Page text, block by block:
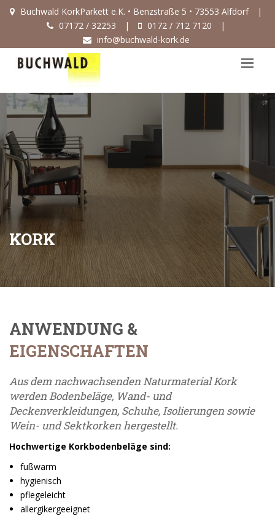
Buchwald KorkParkett e.K. • Benzstraße 5 • 73553 Alfdorf
|
07172 / 32253
| 0172 / 712 7120
|
info@buchwald-kork.de
KORK
ANWENDUNG &
EIGENSCHAFTEN
Aus dem nachwachsenden Naturmaterial Kork
werden Bodenbeläge, Wand- und
Deckenverkleidungen, Schuhe, Isolierungen sowie
Wein- und Sektkorken hergestellt.
Hochwertige Korkbodenbeläge sind:
fußwarm
hygienisch
pflegeleicht
allergikergeeignet